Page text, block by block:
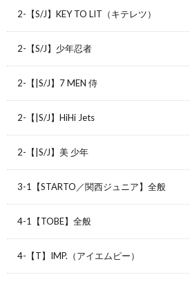
2-【S/J】KEY TO LIT（キテレツ）
2-【S/J】少年忍者
2-【|S/J】7 MEN 侍
2-【|S/J】HiHi Jets
2-【|S/J】美 少年
3-1【STARTO／関西ジュニア】全般
4-1【TOBE】全般
4-【T】IMP.（アイエムピー）